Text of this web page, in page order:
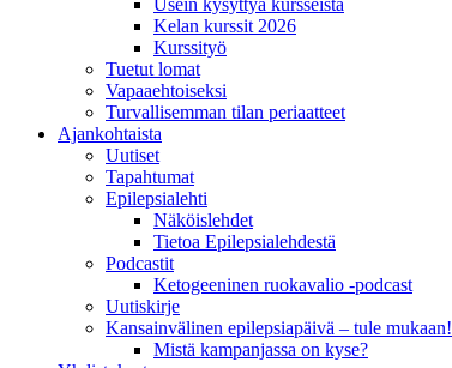
Usein kysyttyä kursseista
Kelan kurssit 2026
Kurssityö
Tuetut lomat
Vapaaehtoiseksi
Turvallisemman tilan periaatteet
Ajankohtaista
Uutiset
Tapahtumat
Epilepsialehti
Näköislehdet
Tietoa Epilepsialehdestä
Podcastit
Ketogeeninen ruokavalio -podcast
Uutiskirje
Kansainvälinen epilepsiapäivä – tule mukaan!
Mistä kampanjassa on kyse?